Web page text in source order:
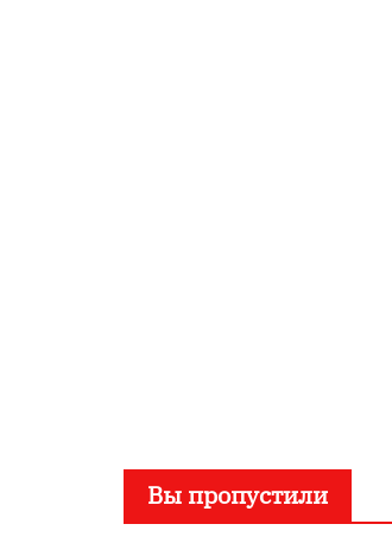
Вы пропустили